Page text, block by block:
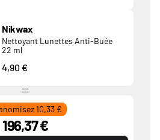
undefined
Nikwax
Nettoyant Lunettes Anti-Buée
22 ml
4,90 €
10,33 €
196,37 €